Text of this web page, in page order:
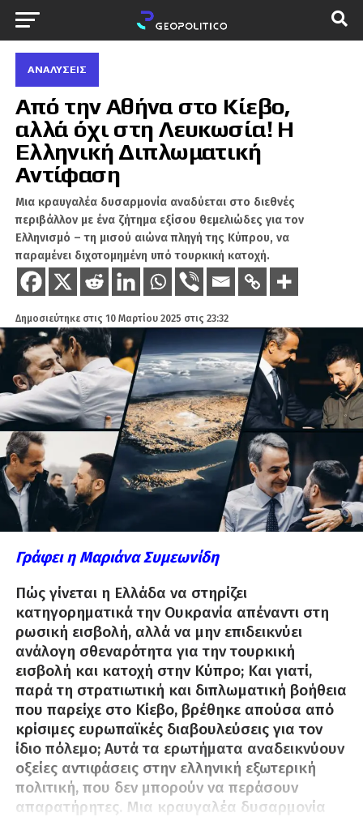
ΑΝΑΛΎΣΕΙΣ
Από την Αθήνα στο Κίεβο,
αλλά όχι στη Λευκωσία! Η
Ελληνική Διπλωματική
Αντίφαση
Μια κραυγαλέα δυσαρμονία αναδύεται στο διεθνές
περιβάλλον με ένα ζήτημα εξίσου θεμελιώδες για τον
Ελληνισμό – τη μισού αιώνα πληγή της Κύπρου, να
παραμένει διχοτομημένη υπό τουρκική κατοχή.
Δημοσιεύτηκε στις 10 Μαρτίου 2025 στις 23:32
Γράφει η Μαριάνα Συμεωνίδη
Πώς γίνεται η Ελλάδα να στηρίζει
κατηγορηματικά την Ουκρανία απέναντι στη
ρωσική εισβολή, αλλά να μην επιδεικνύει
ανάλογη σθεναρότητα για την τουρκική
εισβολή και κατοχή στην Κύπρο; Και γιατί,
παρά τη στρατιωτική και διπλωματική βοήθεια
που παρείχε στο Κίεβο, βρέθηκε απούσα από
κρίσιμες ευρωπαϊκές διαβουλεύσεις για τον
ίδιο πόλεμο; Αυτά τα ερωτήματα αναδεικνύουν
οξείες αντιφάσεις στην ελληνική εξωτερική
πολιτική, που δεν μπορούν να περάσουν
απαρατήρητες. Μια κραυγαλέα δυσαρμονία